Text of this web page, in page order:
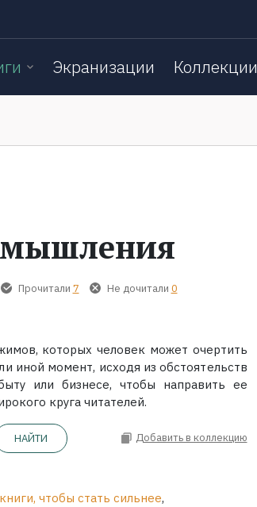
Экранизации Коллекции
Прочитали 7 Не дочитали 0
которых человек может очертить
иной момент, исходя из обстоятельств
или бизнесе, чтобы направить ее
круга читателей.
НАЙТИ Добавить в коллекцию
чтобы стать сильнее,